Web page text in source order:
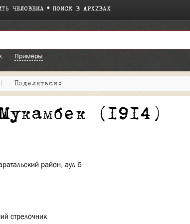
ЧЕЛОВЕКА ПОИСК В АРХИВАХ
Примеры
| Поделиться:
(1914)
район, аул 6
стрелочник